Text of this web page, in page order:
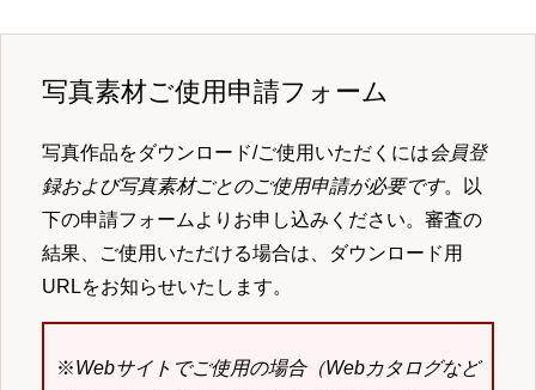
写真素材ご使用申請フォーム
写真作品をダウンロード/ご使用いただくには会員登
録および写真素材ごとのご使用申請が必要です。以
下の申請フォームよりお申し込みください。審査の
結果、ご使用いただける場合は、ダウンロード用
URLをお知らせいたします。
※Webサイトでご使用の場合（Webカタログなど